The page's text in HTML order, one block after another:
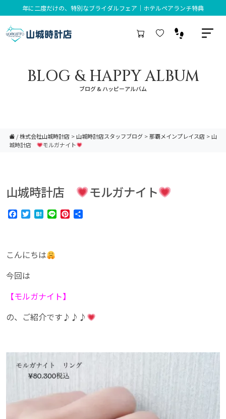
年に二度だけの、特別なブライダルフェア｜ホテルペアランチ特典
BLOG & HAPPY ALBUM
ブログ & ハッピーアルバム
/株式会社山城時計店>山城時計店スタッフブログ>那覇メインプレイス店>山
城時計店
モルガナイト
山城時計店 モルガナイト
Facebook
TwitterHatena
Line Pinterest
こんにちは
今回は
【モルガナイト】
の、ご紹介です♪♪♪